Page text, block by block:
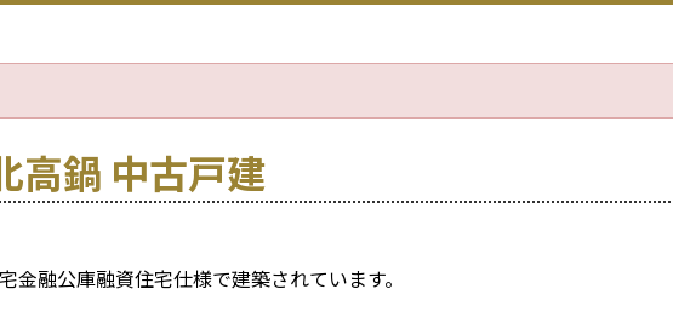
高鍋 中古戸建
金融公庫融資住宅仕様で建築されています。